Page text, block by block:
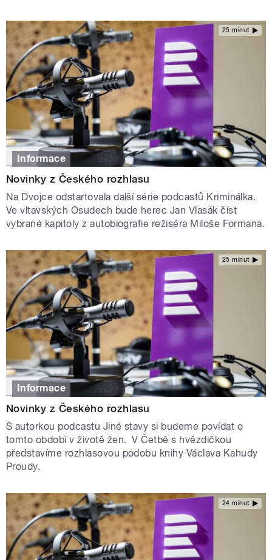
25 minut
Informace
Novinky z Českého rozhlasu
Na Dvojce odstartovala další série podcastů Kriminálka.
Ve vltavských Osudech bude herec Jan Vlasák číst
vybrané kapitoly z autobiografie režiséra Miloše Formana.
25 minut
Informace
Novinky z Českého rozhlasu
S autorkou podcastu Jiné stavy si budeme povídat o
tomto období v životě žen. V Četbě s hvězdičkou
představíme rozhlasovou podobu knihy Václava Kahudy
Proudy.
24 minut